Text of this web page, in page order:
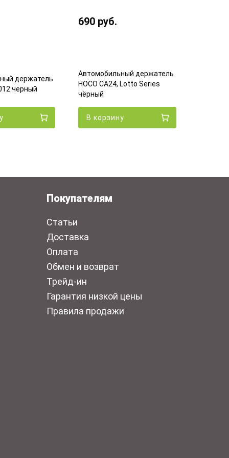
держатель
черный
690 руб.
Автомобильный держатель
HOCO CA24, Lotto Series
чёрный
В корзину
Покупателям
Статьи
Доставка
Оплата
Обмен и возврат
Трейд-ин
Гарантия низкой цены
Правила продажи